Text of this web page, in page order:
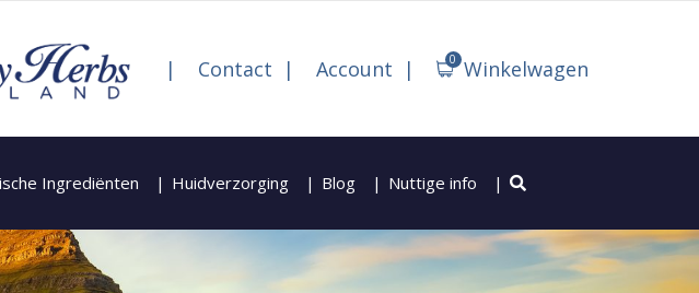
Contact Account Winkelwagen
0
Ingrediënten Huidverzorging Blog Nuttige info